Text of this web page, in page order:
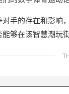
手的存在和影
够在该智慧潮玩